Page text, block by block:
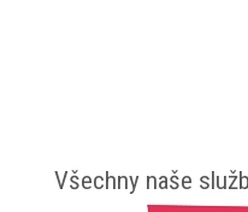
Všechny naše